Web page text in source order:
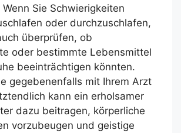
Sie Schwierigkeiten
oder durchzuschlafen,
überprüfen, ob
oder bestimmte Lebensmittel
beeinträchtigen könnten.
gegebenenfalls mit Ihrem Arzt
kann ein erholsamer
dazu beitragen, körperliche
vorzubeugen und geistige